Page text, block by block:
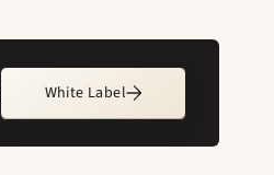
Artikel
White Label